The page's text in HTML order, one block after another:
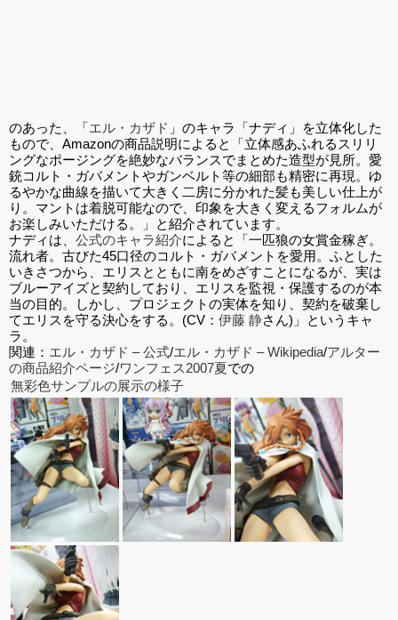
のあった、「エル・カザド 」のキャラ「ナディ」を立体化した
もので、Amazonの商品説明によると「立体感あふれるスリリ
ングなポージングを絶妙なバランスでまとめた造型が見所。愛
銃コルト・ガバメントやガンベルト等の細部も精密に再現。ゆ
るやかな曲線を描いて大きく二房に分かれた髪も美しい仕上が
り。マントは着脱可能なので、印象を大きく変えるフォルムが
お楽しみいただける。」と紹介されています。
ナディは、 公式のキャラ紹介によると「一匹狼の女賞金稼ぎ。
流れ者。古びた45口径のコルト・ガバメントを愛用。ふとした
いきさつから、エリスとともに南をめざすことになるが、実は
ブルーアイズと契約しており、エリスを監視・保護するのが本
当の目的。しかし、プロジェクトの実体を知り、契約を破棄し
てエリスを守る決心をする。(CV： 伊藤 静さん)」というキャ
ラ。
関連： エル・カザド – 公式/エル・カザド – Wikipedia/アルター
の商品紹介ページ/ワンフェス2007夏での
無彩色サンプルの展示の様子